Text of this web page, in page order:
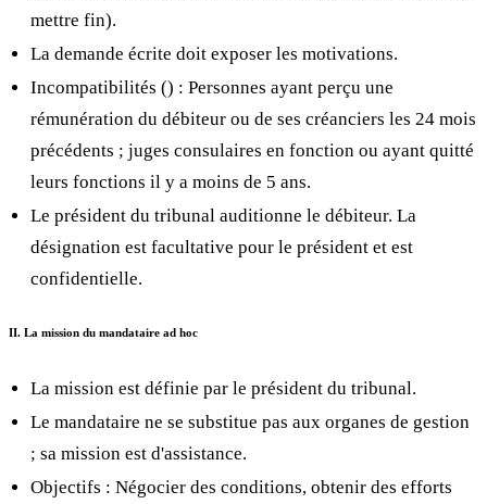
mettre fin).
La demande écrite doit exposer les motivations.
Incompatibilités () : Personnes ayant perçu une
rémunération du débiteur ou de ses créanciers les 24 mois
précédents ; juges consulaires en fonction ou ayant quitté
leurs fonctions il y a moins de 5 ans.
Le président du tribunal auditionne le débiteur. La
désignation est facultative pour le président et est
confidentielle.
II. La mission du mandataire ad hoc
La mission est définie par le président du tribunal.
Le mandataire ne se substitue pas aux organes de gestion
; sa mission est d'assistance.
Objectifs : Négocier des conditions, obtenir des efforts